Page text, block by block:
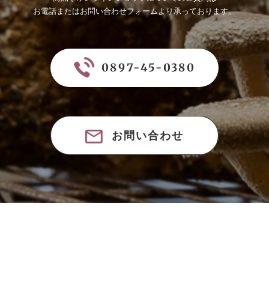
お電話またはお問い合わせフォームより承っております。
0897-45-0380
お問い合わせ